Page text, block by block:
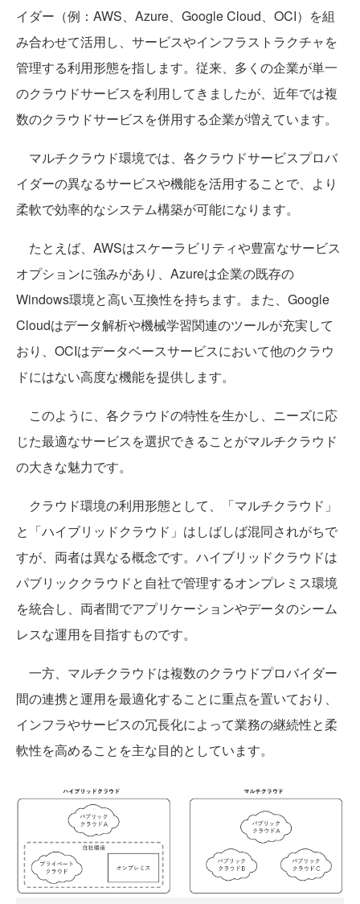
イダー（例：AWS、Azure、Google Cloud、OCI）を組
み合わせて活用し、サービスやインフラストラクチャを
管理する利用形態を指します。従来、多くの企業が単一
のクラウドサービスを利用してきましたが、近年では複
数のクラウドサービスを併用する企業が増えています。
マルチクラウド環境では、各クラウドサービスプロバ
イダーの異なるサービスや機能を活用することで、より
柔軟で効率的なシステム構築が可能になります。
たとえば、AWSはスケーラビリティや豊富なサービス
オプションに強みがあり、Azureは企業の既存の
Windows環境と高い互換性を持ちます。また、Google
Cloudはデータ解析や機械学習関連のツールが充実して
おり、OCIはデータベースサービスにおいて他のクラウ
ドにはない高度な機能を提供します。
このように、各クラウドの特性を生かし、ニーズに応
じた最適なサービスを選択できることがマルチクラウド
の大きな魅力です。
クラウド環境の利用形態として、「マルチクラウド」
と「ハイブリッドクラウド」はしばしば混同されがちで
すが、両者は異なる概念です。ハイブリッドクラウドは
パブリッククラウドと自社で管理するオンプレミス環境
を統合し、両者間でアプリケーションやデータのシーム
レスな運用を目指すものです。
一方、マルチクラウドは複数のクラウドプロバイダー
間の連携と運用を最適化することに重点を置いており、
インフラやサービスの冗長化によって業務の継続性と柔
軟性を高めることを主な目的としています。